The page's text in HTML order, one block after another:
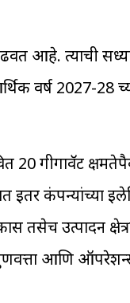
आहे. त्याची
वर्ष 2027-28
20 गीगावॅट
इतर कंपन्यांच्या
तसेच उत्पादन
आणि